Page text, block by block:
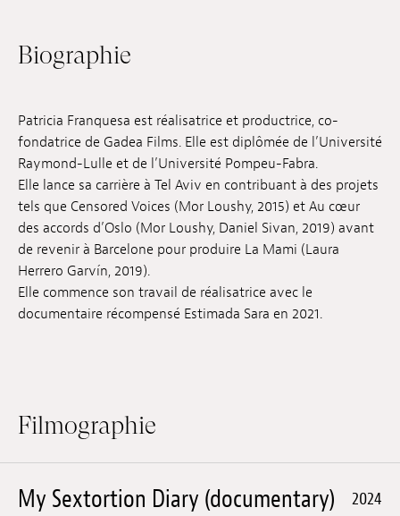
Soumissions
Publications
Biographie
Patricia Franquesa est réalisatrice et productrice, co-
fondatrice de Gadea Films. Elle est diplômée de l’Université
Raymond-Lulle et de l’Université Pompeu-Fabra.
Elle lance sa carrière à Tel Aviv en contribuant à des projets
tels que Censored Voices (Mor Loushy, 2015) et Au cœur
des accords d’Oslo (Mor Loushy, Daniel Sivan, 2019) avant
de revenir à Barcelone pour produire La Mami (Laura
Herrero Garvín, 2019).
Elle commence son travail de réalisatrice avec le
documentaire récompensé Estimada Sara en 2021.
Filmographie
My Sextortion Diary (documentary) 2024